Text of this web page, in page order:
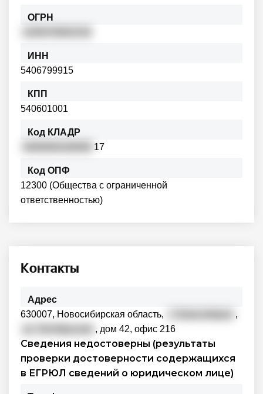
ОГРН
ИНН
5406799915
КПП
540601001
Код КЛАДР
17
Код ОПФ
12300 (Общества с ограниченной
ответственностью)
Контакты
Адрес
630007, Новосибирская область,
,
, дом 42, офис 216
Сведения недостоверны (результаты
проверки достоверности содержащихся
в ЕГРЮЛ сведений о юридическом лице)